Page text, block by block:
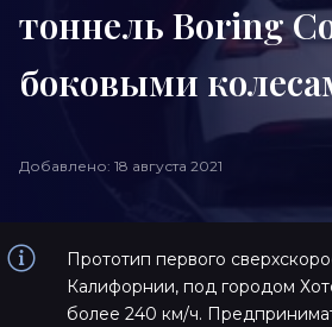
тоннель Boring
боковыми
Добавлено: 18 августа 2021
Прототип первого
Калифорнии, под городом
более 240 км/ч.